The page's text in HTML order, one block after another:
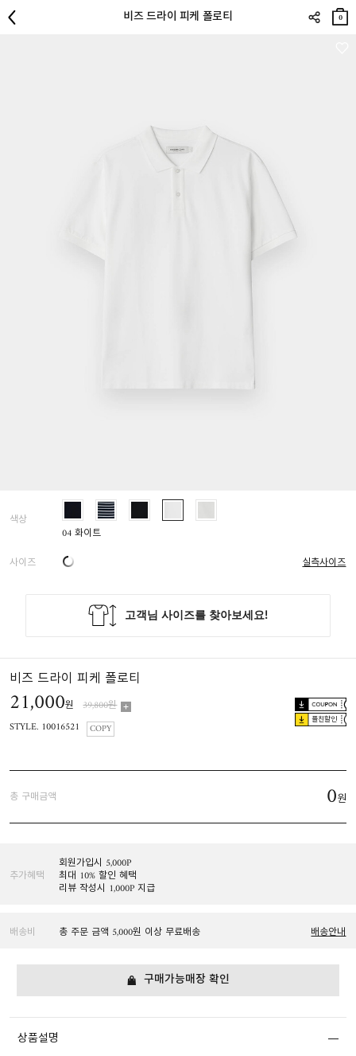
비즈 드라이 피케 폴로티
장바
구니
0
색상
04 화이트
사이즈
실측사이즈
비즈 드라이 피케 폴로티
21,000원 39,800원
플친할인
STYLE. 10016521 COPY
총 구매금액 0원
추가혜택
회원가입시 5,000P
최대 10% 할인 혜택
리뷰 작성시 1,000P 지급
배송비 총 주문 금액 5,000원 이상 무료배송 배송안내
구매가능매장 확인
상품설명